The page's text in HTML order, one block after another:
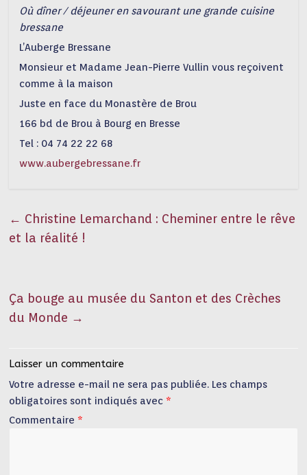
Où dîner / déjeuner en savourant une grande cuisine
bressane
L’Auberge Bressane
Monsieur et Madame Jean-Pierre Vullin vous reçoivent
comme à la maison
Juste en face du Monastère de Brou
166 bd de Brou à Bourg en Bresse
Tel : 04 74 22 22 68
www.aubergebressane.fr
← Christine Lemarchand : Cheminer entre le rêve
et la réalité !
Ça bouge au musée du Santon et des Crèches
du Monde →
Laisser un commentaire
Votre adresse e-mail ne sera pas publiée. Les champs
obligatoires sont indiqués avec *
Commentaire *